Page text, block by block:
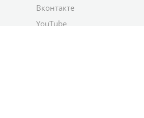
Вконтакте
YouTube